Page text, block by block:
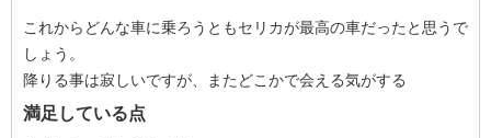
これからどんな車に乗ろうともセリカが最高の車だったと思うで
しょう。
降りる事は寂しいですが、またどこかで会える気がする
満足している点